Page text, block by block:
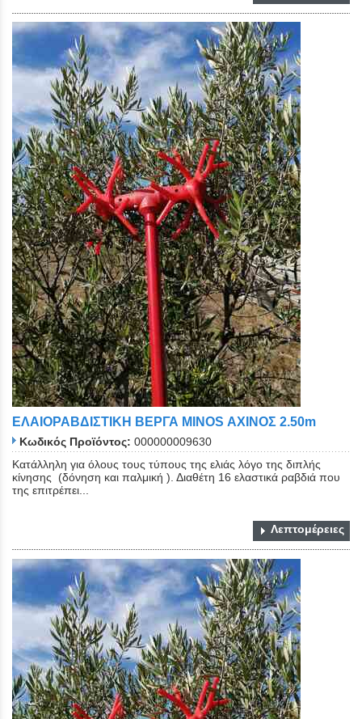
Close
ΕΛΑΙΟΡΑΒΔΙΣΤΙΚΗ ΒΕΡΓΑ MINOS ΑΧΙΝΟΣ 2.50m
Κωδικός Προϊόντος: 000000009630
Κατάλληλη για όλους τους τύπους της ελιάς λόγο της διπλής
κίνησης (δόνηση και παλμική ). Διαθέτη 16 ελαστικά ραβδιά που
της επιτρέπει...
Λεπτομέρειες